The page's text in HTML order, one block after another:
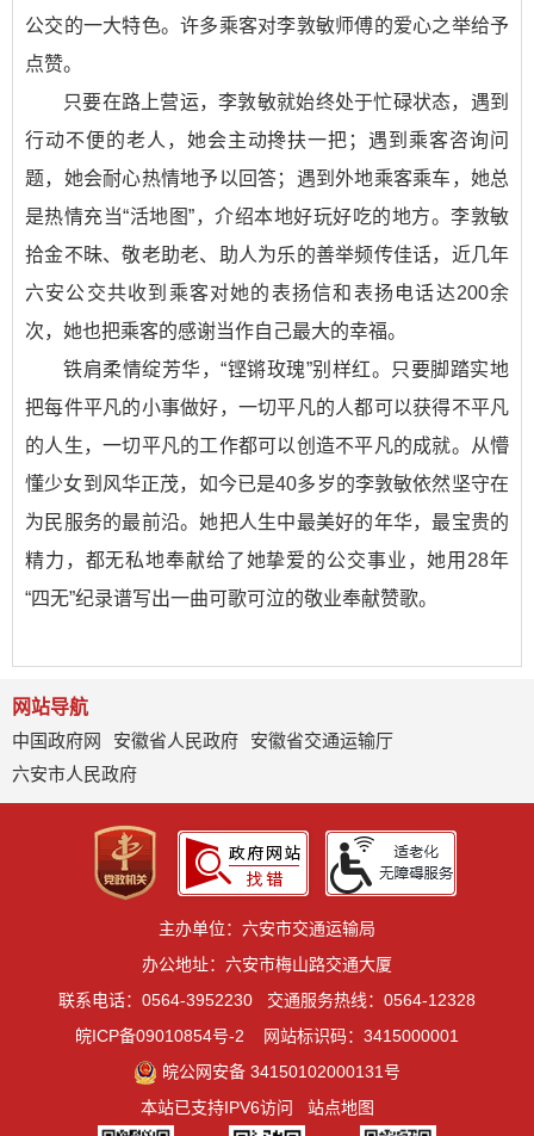
公交的一大特色。许多乘客对李敦敏师傅的爱心之举给予
点赞。
只要在路上营运，李敦敏就始终处于忙碌状态，遇到
行动不便的老人，她会主动搀扶一把；遇到乘客咨询问
题，她会耐心热情地予以回答；遇到外地乘客乘车，她总
是热情充当“活地图”，介绍本地好玩好吃的地方。李敦敏
拾金不昧、敬老助老、助人为乐的善举频传佳话，近几年
六安公交共收到乘客对她的表扬信和表扬电话达200余
次，她也把乘客的感谢当作自己最大的幸福。
铁肩柔情绽芳华，“铿锵玫瑰”别样红。只要脚踏实地
把每件平凡的小事做好，一切平凡的人都可以获得不平凡
的人生，一切平凡的工作都可以创造不平凡的成就。从懵
懂少女到风华正茂，如今已是40多岁的李敦敏依然坚守在
为民服务的最前沿。她把人生中最美好的年华，最宝贵的
精力，都无私地奉献给了她挚爱的公交事业，她用28年
“四无”纪录谱写出一曲可歌可泣的敬业奉献赞歌。
网站导航
中国政府网
安徽省人民政府
安徽省交通运输厅
六安市人民政府
主办单位：六安市交通运输局
办公地址：六安市梅山路交通大厦
联系电话：0564-3952230
交通服务热线：0564-12328
皖ICP备09010854号-2
网站标识码：3415000001
皖公网安备 34150102000131号
本站已支持IPV6访问
站点地图